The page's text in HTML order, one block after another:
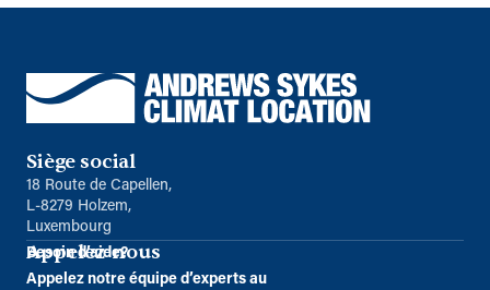
Siège social
18 Route de Capellen,
L-8279 Holzem,
Luxembourg
Appelez-nous
Besoin d’aide?
Appelez notre équipe d’experts au